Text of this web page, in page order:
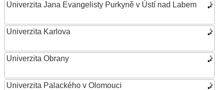
Univerzita Jana Evangelisty Purkyně v Ústí nad Labem
Univerzita Karlova
Univerzita Obrany
Univerzita Palackého v Olomouci